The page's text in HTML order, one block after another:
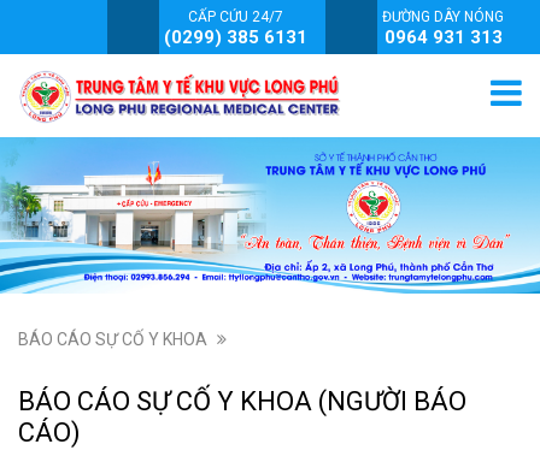
CẤP CỨU 24/7
(0299) 385 6131
ĐƯỜNG DÂY NÓNG
0964 931 313
BÁO CÁO SỰ CỐ Y KHOA
BÁO CÁO SỰ CỐ Y KHOA (NGƯỜI BÁO
CÁO)